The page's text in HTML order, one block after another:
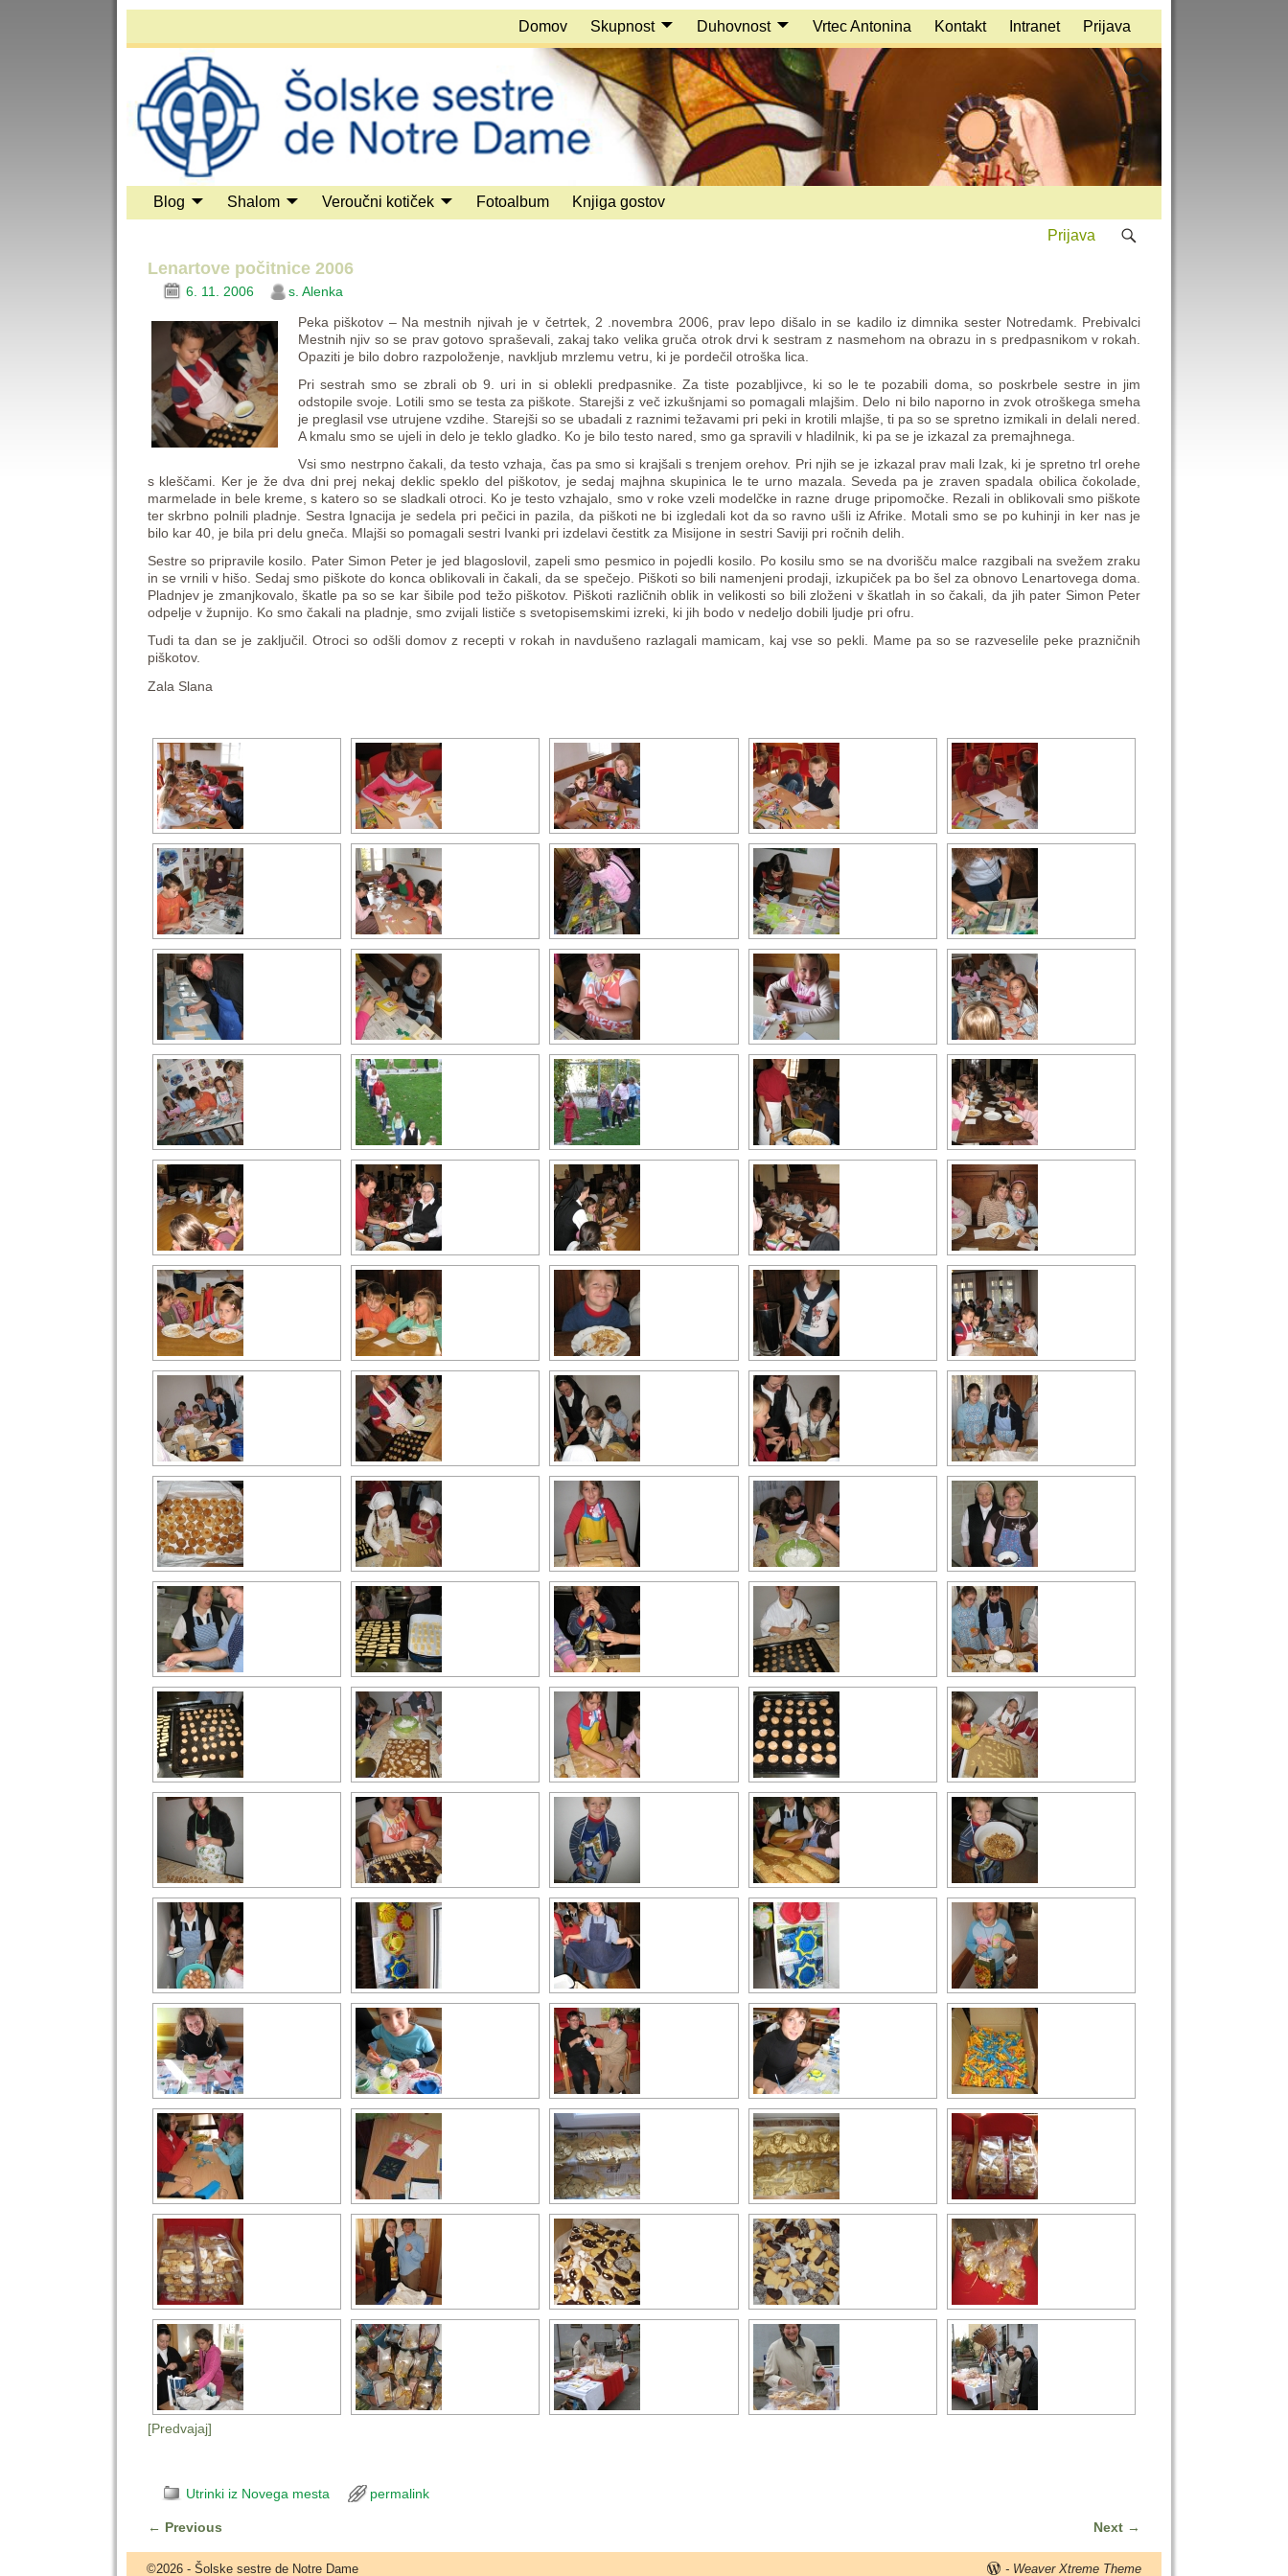
Domov Skupnost Duhovnost Vrtec Antonina Kontakt Intranet Prijava
Blog Shalom Veroučni kotiček Fotoalbum Knjiga gostov
Prijava
Lenartove počitnice 2006
6. 11. 2006
s. Alenka
Peka piškotov – Na mestnih njivah je v četrtek, 2 .novembra 2006, prav lepo dišalo in se kadilo iz dimnika sester Notredamk. Prebivalci
Mestnih njiv so se prav gotovo spraševali, zakaj tako velika gruča otrok drvi k sestram z nasmehom na obrazu in s predpasnikom v rokah.
Opaziti je bilo dobro razpoloženje, navkljub mrzlemu vetru, ki je pordečil otroška lica.
Pri sestrah smo se zbrali ob 9. uri in si oblekli predpasnike. Za tiste pozabljivce, ki so le te pozabili doma, so poskrbele sestre in jim
odstopile svoje. Lotili smo se testa za piškote. Starejši z več izkušnjami so pomagali mlajšim. Delo ni bilo naporno in zvok otroškega smeha
je preglasil vse utrujene vzdihe. Starejši so se ubadali z raznimi težavami pri peki in krotili mlajše, ti pa so se spretno izmikali in delali nered.
A kmalu smo se ujeli in delo je teklo gladko. Ko je bilo testo nared, smo ga spravili v hladilnik, ki pa se je izkazal za premajhnega.
Vsi smo nestrpno čakali, da testo vzhaja, čas pa smo si krajšali s trenjem orehov. Pri njih se je izkazal prav mali Izak, ki je spretno trl orehe
s kleščami. Ker je že dva dni prej nekaj deklic speklo del piškotov, je sedaj majhna skupinica le te urno mazala. Seveda pa je zraven spadala obilica čokolade,
marmelade in bele kreme, s katero so se sladkali otroci. Ko je testo vzhajalo, smo v roke vzeli modelčke in razne druge pripomočke. Rezali in oblikovali smo piškote
ter skrbno polnili pladnje. Sestra Ignacija je sedela pri pečici in pazila, da piškoti ne bi izgledali kot da so ravno ušli iz Afrike. Motali smo se po kuhinji in ker nas je
bilo kar 40, je bila pri delu gneča. Mlajši so pomagali sestri Ivanki pri izdelavi čestitk za Misijone in sestri Saviji pri ročnih delih.
Sestre so pripravile kosilo. Pater Simon Peter je jed blagoslovil, zapeli smo pesmico in pojedli kosilo. Po kosilu smo se na dvorišču malce razgibali na svežem zraku
in se vrnili v hišo. Sedaj smo piškote do konca oblikovali in čakali, da se spečejo. Piškoti so bili namenjeni prodaji, izkupiček pa bo šel za obnovo Lenartovega doma.
Pladnjev je zmanjkovalo, škatle pa so se kar šibile pod težo piškotov. Piškoti različnih oblik in velikosti so bili zloženi v škatlah in so čakali, da jih pater Simon Peter
odpelje v župnijo. Ko smo čakali na pladnje, smo zvijali lističe s svetopisemskimi izreki, ki jih bodo v nedeljo dobili ljudje pri ofru.
Tudi ta dan se je zaključil. Otroci so odšli domov z recepti v rokah in navdušeno razlagali mamicam, kaj vse so pekli. Mame pa so se razveselile peke prazničnih
piškotov.
Zala Slana
[Predvajaj]
Utrinki iz Novega mesta permalink
← Previous Next →
©2026 - Šolske sestre de Notre Dame - Weaver Xtreme Theme